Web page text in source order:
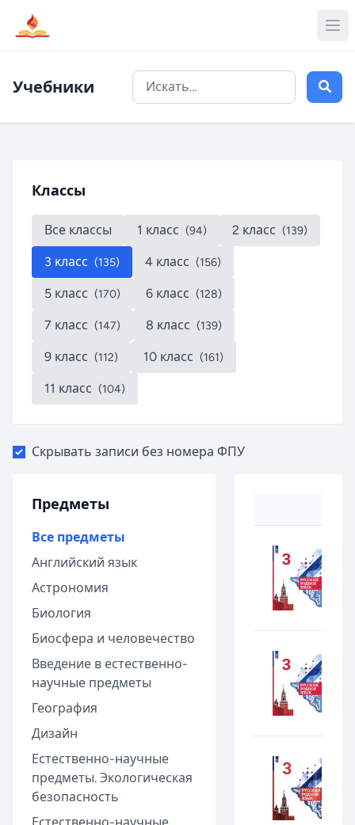
Учебники
Классы
Все классы 1 класс (94) 2 класс (139)
3 класс (135) 4 класс (156)
5 класс (170) 6 класс (128)
7 класс (147) 8 класс (139)
9 класс (112) 10 класс (161)
11 класс (104)
Скрывать записи без номера ФПУ
Предметы
Все предметы
Английский язык
Астрономия
Биология
Биосфера и человечество
Введение в естественно-
научные предметы
География
Дизайн
Естественно-научные
предметы. Экологическая
безопасность